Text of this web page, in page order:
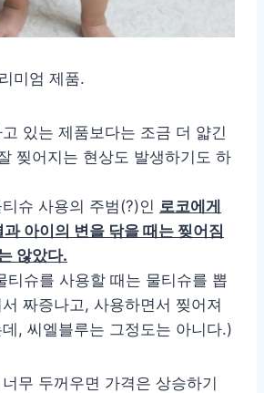
미엄 제품.
있는 제품보다는 조금 더 얇긴
찢어지는 현상도 발생하기도 하
슈 사용의 주범(?)인 로코에게
아이의 변을 닦을 때는 찢어짐
않았다.
티슈를 사용할 때는 물티슈를 뽑
짜증나고, 사용하면서 찢어져
, 씨엘블루는 그정도는 아니다.)
무 두꺼우면 가격은 상승하기